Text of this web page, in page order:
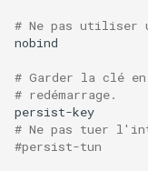
# Ne pas utiliser
nobind
# Garder la clé
# redémarrage.
# Ne pas tuer
#persist-tun